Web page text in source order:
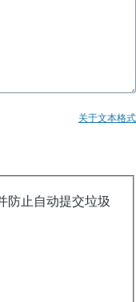
关于文本格式
防止自动提交垃圾